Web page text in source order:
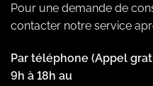
Pour une demande de
contacter notre service
Par téléphone (Appel
9h à 18h au